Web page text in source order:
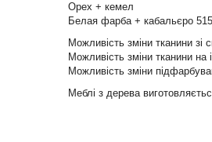
Орех + кемел
Белая фарба + кабальєро
Можливість зміни тканини
Можливість зміни тканини
Можливість зміни
Меблі з дерева